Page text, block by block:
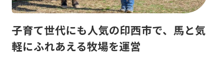
子育て世代にも人気の印西市で、馬と気
軽にふれあえる牧場を運営